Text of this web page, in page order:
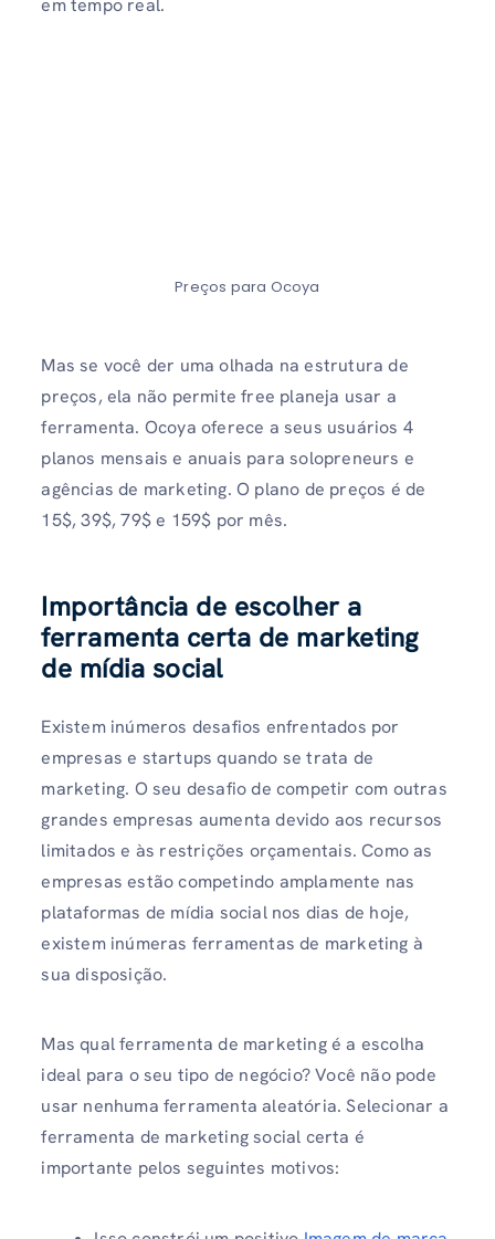
em tempo real.
Preços para Ocoya
Mas se você der uma olhada na estrutura de
preços, ela não permite free planeja usar a
ferramenta. Ocoya oferece a seus usuários 4
planos mensais e anuais para solopreneurs e
agências de marketing. O plano de preços é de
15$, 39$, 79$ e 159$ por mês.
Importância de escolher a
ferramenta certa de marketing
de mídia social
Existem inúmeros desafios enfrentados por
empresas e startups quando se trata de
marketing. O seu desafio de competir com outras
grandes empresas aumenta devido aos recursos
limitados e às restrições orçamentais. Como as
empresas estão competindo amplamente nas
plataformas de mídia social nos dias de hoje,
existem inúmeras ferramentas de marketing à
sua disposição.
Mas qual ferramenta de marketing é a escolha
ideal para o seu tipo de negócio? Você não pode
usar nenhuma ferramenta aleatória. Selecionar a
ferramenta de marketing social certa é
importante pelos seguintes motivos: